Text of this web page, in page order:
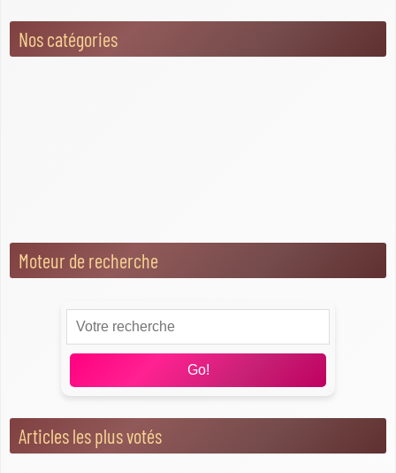
Nos catégories
Moteur de recherche
Go!
Articles les plus votés